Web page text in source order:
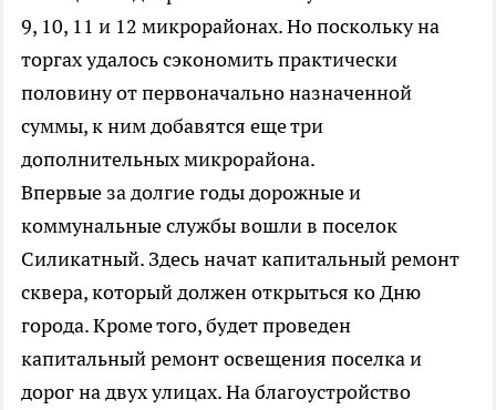
9, 10, 11 и 12 микрорайонах. Но поскольку на
торгах удалось сэкономить практически
половину от первоначально назначенной
суммы, к ним добавятся еще три
дополнительных микрорайона.
Впервые за долгие годы дорожные и
коммунальные службы вошли в поселок
Силикатный. Здесь начат капитальный ремонт
сквера, который должен открыться ко Дню
города. Кроме того, будет проведен
капитальный ремонт освещения поселка и
дорог на двух улицах. На благоустройство